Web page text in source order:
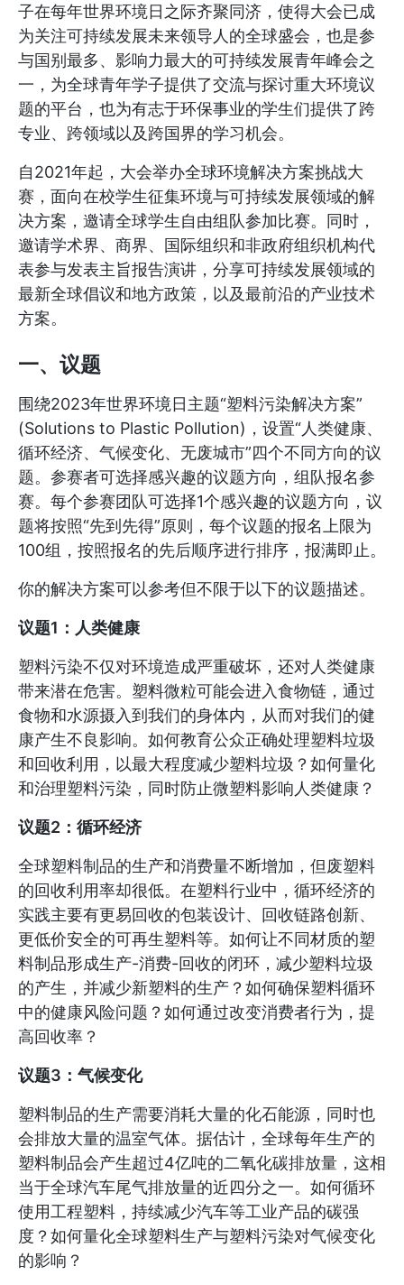
子在每年世界环境日之际齐聚同济，使得大会已成
为关注可持续发展未来领导人的全球盛会，也是参
与国别最多、影响力最大的可持续发展青年峰会之
一，为全球青年学子提供了交流与探讨重大环境议
题的平台，也为有志于环保事业的学生们提供了跨
专业、跨领域以及跨国界的学习机会。
自2021年起，大会举办全球环境解决方案挑战大
赛，面向在校学生征集环境与可持续发展领域的解
决方案，邀请全球学生自由组队参加比赛。同时，
邀请学术界、商界、国际组织和非政府组织机构代
表参与发表主旨报告演讲，分享可持续发展领域的
最新全球倡议和地方政策，以及最前沿的产业技术
方案。
一、议题
围绕2023年世界环境日主题“塑料污染解决方案”
(Solutions to Plastic Pollution)，设置“人类健康、
循环经济、气候变化、无废城市”四个不同方向的议
题。参赛者可选择感兴趣的议题方向，组队报名参
赛。每个参赛团队可选择1个感兴趣的议题方向，议
题将按照“先到先得”原则，每个议题的报名上限为
100组，按照报名的先后顺序进行排序，报满即止。
你的解决方案可以参考但不限于以下的议题描述。
议题1：人类健康
塑料污染不仅对环境造成严重破坏，还对人类健康
带来潜在危害。塑料微粒可能会进入食物链，通过
食物和水源摄入到我们的身体内，从而对我们的健
康产生不良影响。如何教育公众正确处理塑料垃圾
和回收利用，以最大程度减少塑料垃圾？如何量化
和治理塑料污染，同时防止微塑料影响人类健康？
议题2：循环经济
全球塑料制品的生产和消费量不断增加，但废塑料
的回收利用率却很低。在塑料行业中，循环经济的
实践主要有更易回收的包装设计、回收链路创新、
更低价安全的可再生塑料等。如何让不同材质的塑
料制品形成生产-消费-回收的闭环，减少塑料垃圾
的产生，并减少新塑料的生产？如何确保塑料循环
中的健康风险问题？如何通过改变消费者行为，提
高回收率？
议题3：气候变化
塑料制品的生产需要消耗大量的化石能源，同时也
会排放大量的温室气体。据估计，全球每年生产的
塑料制品会产生超过4亿吨的二氧化碳排放量，这相
当于全球汽车尾气排放量的近四分之一。如何循环
使用工程塑料，持续减少汽车等工业产品的碳强
度？如何量化全球塑料生产与塑料污染对气候变化
的影响？